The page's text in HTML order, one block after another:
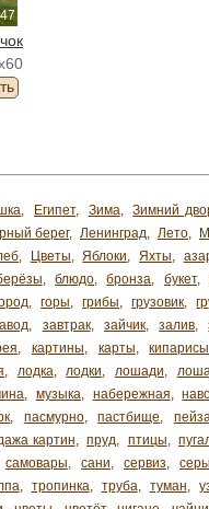
, Египет, Зима, Зимний
берег, Ленинград, Лето,
, Цветы, Яблоки, Яхты,
, блюдо, бронза, букет,
, горы, грибы, грузовик,
, завтрак, зайчик, залив,
, картины, карты, кипарисы
, лодка, лодки, лошади,
, музыка, набережная,
, пасмурно, пастбище,
картин, пруд, птицы,
самовары, сани, сервиз,
, тропинка, труба, туман,